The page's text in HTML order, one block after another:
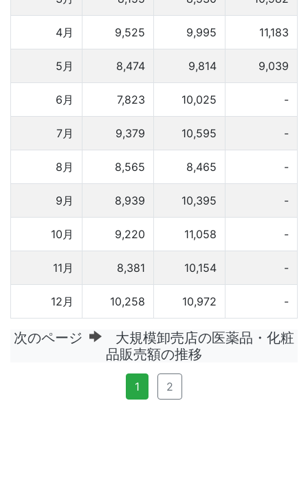
4月 9,525 9,995 11,183
5月 8,474 9,814 9,039
6月 7,823 10,025 -
7月 9,379 10,595 -
8月 8,565 8,465 -
9月 8,939 10,395 -
10月 9,220 11,058 -
11月 8,381 10,154 -
12月 10,258 10,972 -
次のページ
大規模卸売店の医薬品・化粧
品販売額の推移
1 2